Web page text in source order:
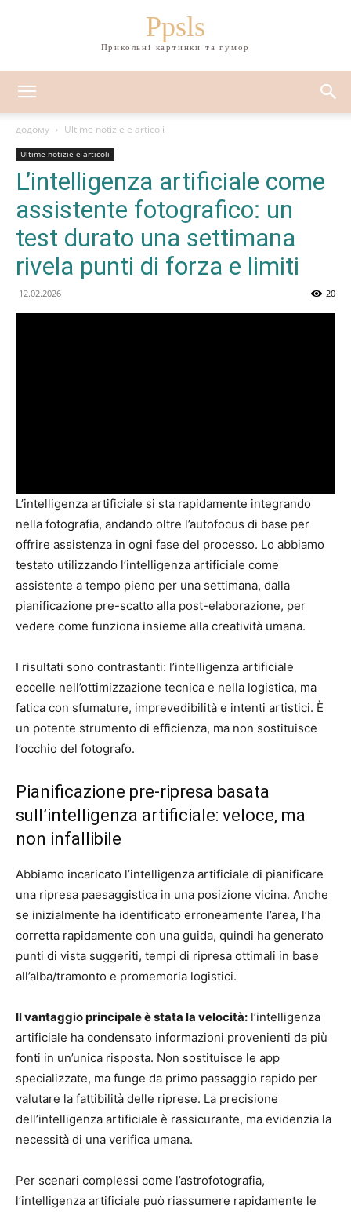
Ppsls
Прикольні картинки та гумор
додому Ultime notizie e articoli
Ultime notizie e articoli
L’intelligenza artificiale come
assistente fotografico: un
test durato una settimana
rivela punti di forza e limiti
12.02.2026 20
L’intelligenza artificiale si sta rapidamente integrando
nella fotografia, andando oltre l’autofocus di base per
offrire assistenza in ogni fase del processo. Lo abbiamo
testato utilizzando l’intelligenza artificiale come
assistente a tempo pieno per una settimana, dalla
pianificazione pre-scatto alla post-elaborazione, per
vedere come funziona insieme alla creatività umana.
I risultati sono contrastanti: l’intelligenza artificiale
eccelle nell’ottimizzazione tecnica e nella logistica, ma
fatica con sfumature, imprevedibilità e intenti artistici. È
un potente strumento di efficienza, ma non sostituisce
l’occhio del fotografo.
Pianificazione pre-ripresa basata
sull’intelligenza artificiale: veloce, ma
non infallibile
Abbiamo incaricato l’intelligenza artificiale di pianificare
una ripresa paesaggistica in una posizione vicina. Anche
se inizialmente ha identificato erroneamente l’area, l’ha
corretta rapidamente con una guida, quindi ha generato
punti di vista suggeriti, tempi di ripresa ottimali in base
all’alba/tramonto e promemoria logistici.
Il vantaggio principale è stata la velocità: l’intelligenza
artificiale ha condensato informazioni provenienti da più
fonti in un’unica risposta. Non sostituisce le app
specializzate, ma funge da primo passaggio rapido per
valutare la fattibilità delle riprese. La precisione
dell’intelligenza artificiale è rassicurante, ma evidenzia la
necessità di una verifica umana.
Per scenari complessi come l’astrofotografia,
l’intelligenza artificiale può riassumere rapidamente le